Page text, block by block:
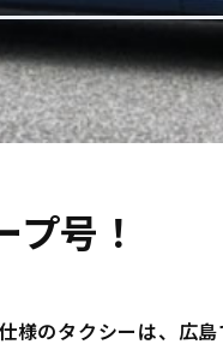
号！
のタクシーは、広